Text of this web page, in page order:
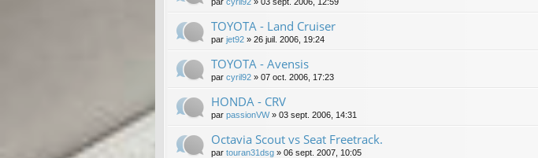
TOYOTA - Land Cruiser
par jet92 » 26 juil. 2006, 19:24
TOYOTA - Avensis
par cyril92 » 07 oct. 2006, 17:23
HONDA - CRV
par passionVW» 03 sept. 2006, 14:31
Octavia Scout vs Seat Freetrack.
par touran31dsg » 06 sept. 2007, 10:05